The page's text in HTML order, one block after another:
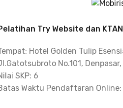
Try Website dan
Hotel Golden Tulip
No.101, Denpasar,
SKP: 6
Waktu Pendaftaran Online: